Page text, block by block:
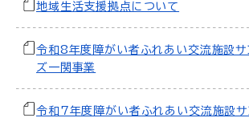
地域生活支援拠点について
令和8年度障がい者ふれあい交流施設サ
ズ一関事業
令和7年度障がい者ふれあい交流施設サ